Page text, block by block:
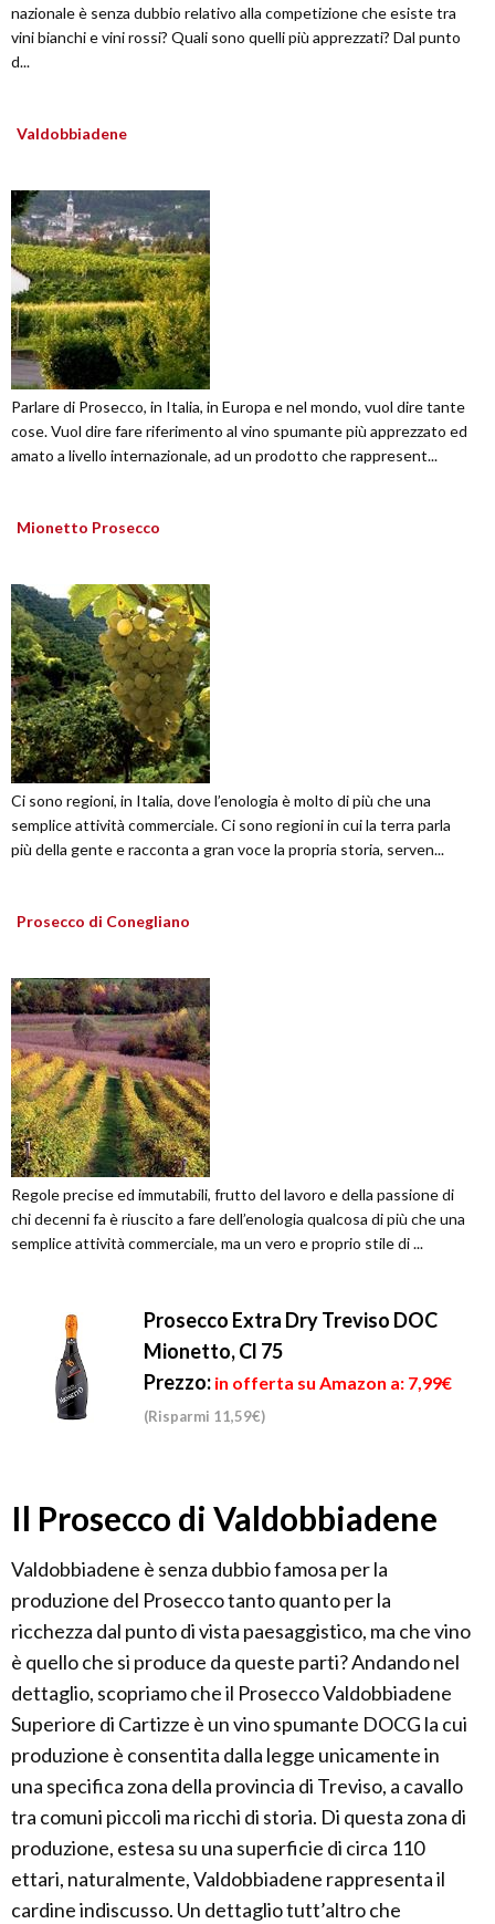
nazionale è senza dubbio relativo alla competizione che esiste tra
vini bianchi e vini rossi? Quali sono quelli più apprezzati? Dal punto
d...
Valdobbiadene
Parlare di Prosecco, in Italia, in Europa e nel mondo, vuol dire tante
cose. Vuol dire fare riferimento al vino spumante più apprezzato ed
amato a livello internazionale, ad un prodotto che rappresent...
Mionetto Prosecco
Ci sono regioni, in Italia, dove l’enologia è molto di più che una
semplice attività commerciale. Ci sono regioni in cui la terra parla
più della gente e racconta a gran voce la propria storia, serven...
Prosecco di Conegliano
Regole precise ed immutabili, frutto del lavoro e della passione di
chi decenni fa è riuscito a fare dell’enologia qualcosa di più che una
semplice attività commerciale, ma un vero e proprio stile di ...
Prosecco Extra Dry Treviso DOC
Mionetto, Cl 75
Prezzo: in offerta su Amazon a: 7,99€
(Risparmi 11,59€)
Il Prosecco di Valdobbiadene
Valdobbiadene è senza dubbio famosa per la
produzione del Prosecco tanto quanto per la
ricchezza dal punto di vista paesaggistico, ma che vino
è quello che si produce da queste parti? Andando nel
dettaglio, scopriamo che il Prosecco Valdobbiadene
Superiore di Cartizze è un vino spumante DOCG la cui
produzione è consentita dalla legge unicamente in
una specifica zona della provincia di Treviso, a cavallo
tra comuni piccoli ma ricchi di storia. Di questa zona di
produzione, estesa su una superficie di circa 110
ettari, naturalmente, Valdobbiadene rappresenta il
cardine indiscusso. Un dettaglio tutt’altro che